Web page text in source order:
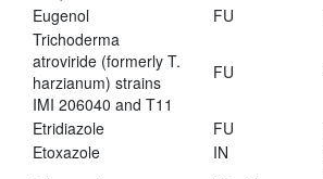
Eugenol
FU
Trichoderma
atroviride (formerly T.
harzianum) strains
IMI 206040 and T11
FU
Etridiazole FU
Etoxazole
IN